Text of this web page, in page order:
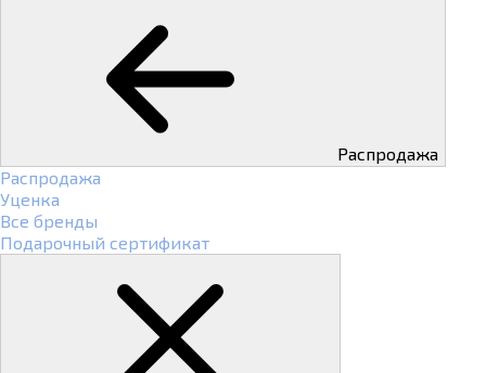
Распродажа
Распродажа
Уценка
Все бренды
Подарочный сертификат